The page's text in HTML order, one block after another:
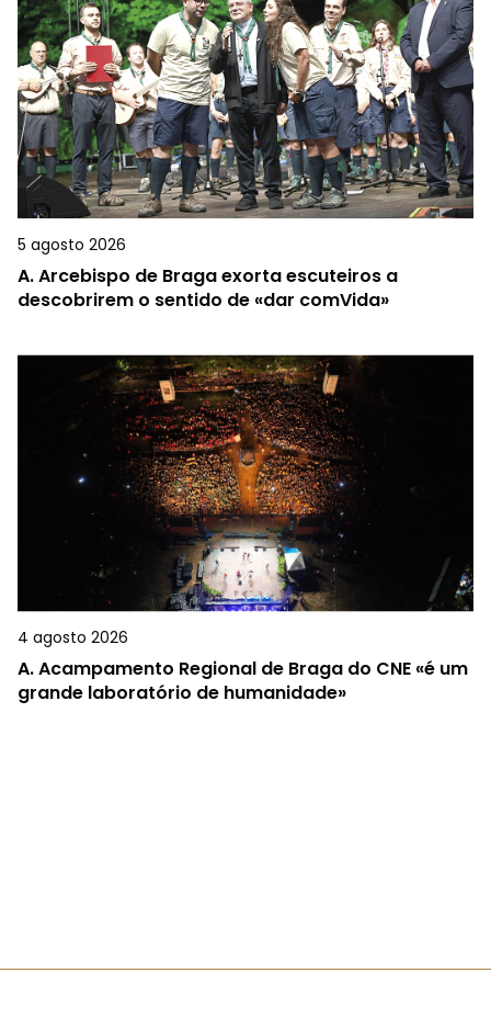
5 agosto 2026
A.Arcebispo de Braga exorta escuteiros a
descobrirem o sentido de «dar comVida»
4 agosto 2026
A.Acampamento Regional de Braga do CNE «é um
grande laboratório de humanidade»